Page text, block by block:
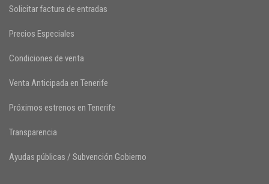
Solicitar factura de entradas
Precios Especiales
Condiciones de venta
Venta Anticipada en Tenerife
Próximos estrenos en Tenerife
Transparencia
Ayudas públicas / Subvención Gobierno